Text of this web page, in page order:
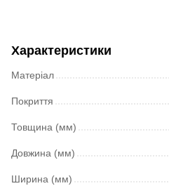
Характеристики
Матеріал
Покриття
Товщина (мм)
Довжина (мм)
Ширина (мм)